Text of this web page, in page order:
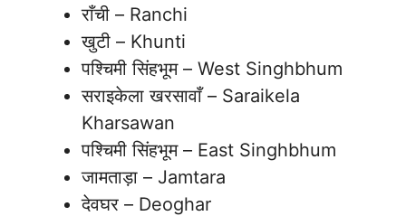
राँची – Ranchi
खुटी – Khunti
पश्चिमी सिंहभूम – West Singhbhum
सराइकेला खरसावाँ – Saraikela
Kharsawan
पश्चिमी सिंहभूम – East Singhbhum
जामताड़ा – Jamtara
देवघर – Deoghar